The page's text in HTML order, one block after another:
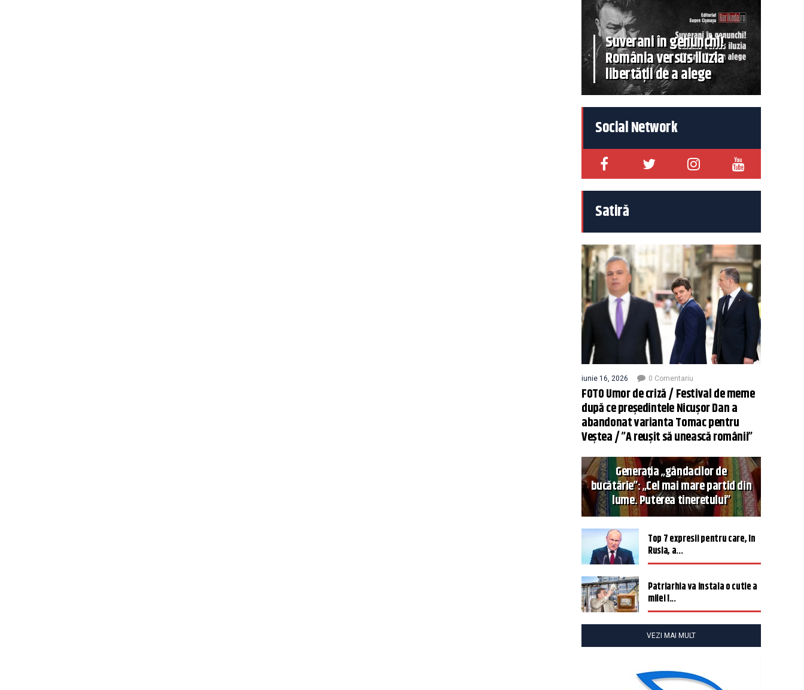
Suverani în genunchi!
România versus iluzia
libertății de a alege
Social Network
Satiră
iunie 16, 2026 0 Comentariu
FOTO Umor de criză / Festival de meme
după ce președintele Nicușor Dan a
abandonat varianta Tomac pentru
Veștea / ”A reușit să unească românii”
Generația „gândacilor de
bucătărie”: „Cel mai mare partid din
lume. Puterea tineretului”
Top 7 expresii pentru care, în
Rusia, a...
Patriarhia va instala o cutie a
milei î...
VEZI MAI MULT